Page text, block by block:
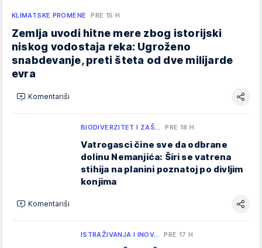
KLIMATSKE PROMENE PRE 15 H
Zemlja uvodi hitne mere zbog istorijski
niskog vodostaja reka: Ugroženo
snabdevanje, preti šteta od dve milijarde
evra
Komentariši
BIODIVERZITET I ZAŠ… PRE 18 H
Vatrogasci čine sve da odbrane
dolinu Nemanjića: Širi se vatrena
stihija na planini poznatoj po divljim
konjima
Komentariši
ISTRAŽIVANJA I INOV… PRE 17 H